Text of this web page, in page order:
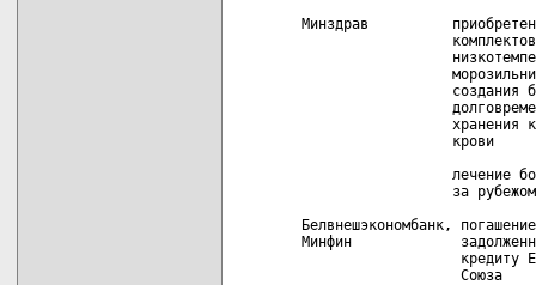
Минздрав
                  комплектов
создания
хранения
                  крови
лечение
за
Белвнешэкономбанк,
Минфин
кредиту
                   Союза